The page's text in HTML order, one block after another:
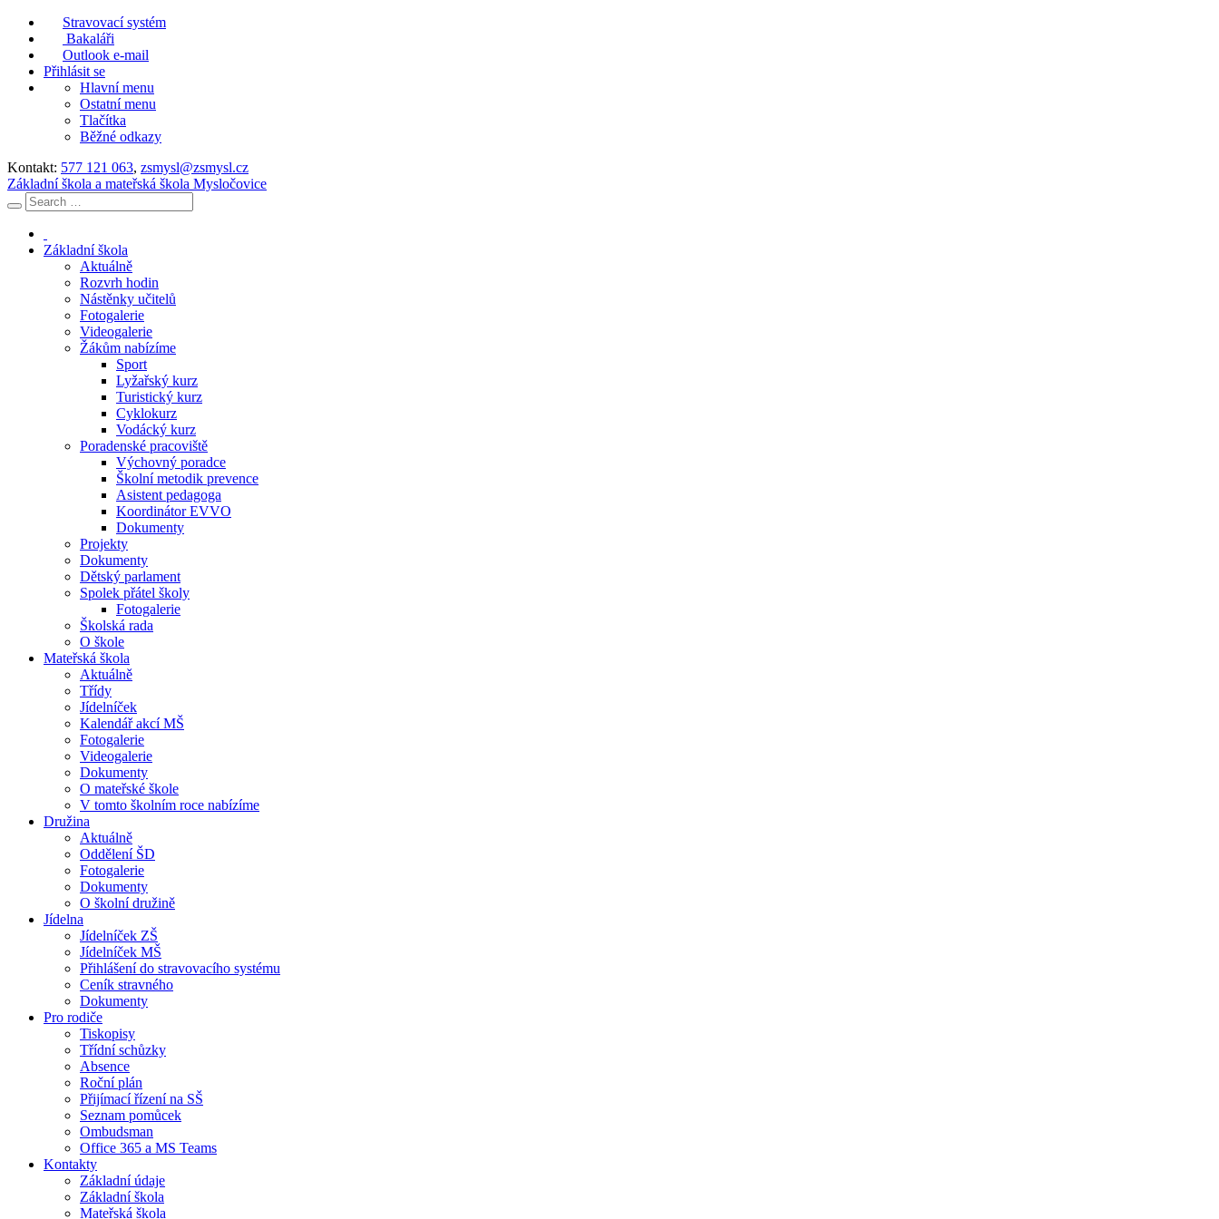
Stravovací systém
Bakaláři
Outlook e-mail
Přihlásit se
Hlavní menu
Ostatní menu
Tlačítka
Běžné odkazy
Kontakt: 577 121 063, zsmysl@zsmysl.cz
Základní škola a mateřská škola Mysločovice
Základní škola
Aktuálně
Rozvrh hodin
Nástěnky učitelů
Fotogalerie
Videogalerie
Žákům nabízíme
Sport
Lyžařský kurz
Turistický kurz
Cyklokurz
Vodácký kurz
Poradenské pracoviště
Výchovný poradce
Školní metodik prevence
Asistent pedagoga
Koordinátor EVVO
Dokumenty
Projekty
Dokumenty
Dětský parlament
Spolek přátel školy
Fotogalerie
Školská rada
O škole
Mateřská škola
Aktuálně
Třídy
Jídelníček
Kalendář akcí MŠ
Fotogalerie
Videogalerie
Dokumenty
O mateřské škole
V tomto školním roce nabízíme
Družina
Aktuálně
Oddělení ŠD
Fotogalerie
Dokumenty
O školní družině
Jídelna
Jídelníček ZŠ
Jídelníček MŠ
Přihlášení do stravovacího systému
Ceník stravného
Dokumenty
Pro rodiče
Tiskopisy
Třídní schůzky
Absence
Roční plán
Přijímací řízení na SŠ
Seznam pomůcek
Ombudsman
Office 365 a MS Teams
Kontakty
Základní údaje
Základní škola
Mateřská škola